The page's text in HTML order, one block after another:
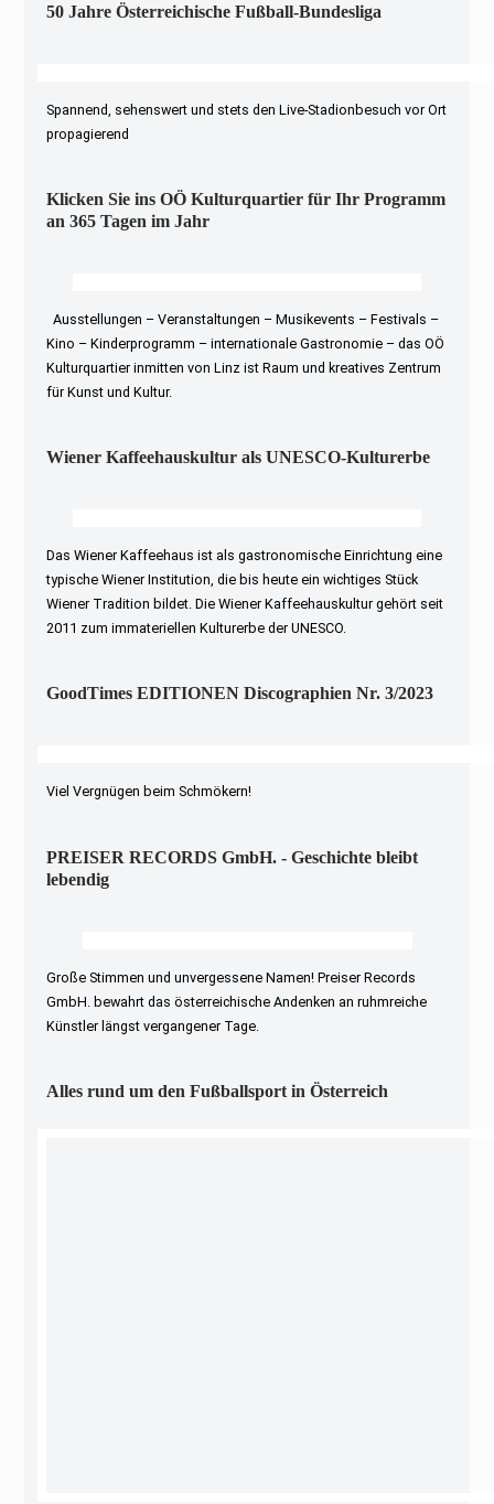
50 Jahre Österreichische Fußball-Bundesliga
Spannend, sehenswert und stets den Live-Stadionbesuch vor Ort
propagierend
Klicken Sie ins OÖ Kulturquartier für Ihr Programm
an 365 Tagen im Jahr
Ausstellungen – Veranstaltungen – Musikevents – Festivals –
Kino – Kinderprogramm – internationale Gastronomie – das OÖ
Kulturquartier inmitten von Linz ist Raum und kreatives Zentrum
für Kunst und Kultur.
Wiener Kaffeehauskultur als UNESCO-Kulturerbe
Das Wiener Kaffeehaus ist als gastronomische Einrichtung eine
typische Wiener Institution, die bis heute ein wichtiges Stück
Wiener Tradition bildet. Die Wiener Kaffeehauskultur gehört seit
2011 zum immateriellen Kulturerbe der UNESCO.
GoodTimes EDITIONEN Discographien Nr. 3/2023
Viel Vergnügen beim Schmökern!
PREISER RECORDS GmbH. - Geschichte bleibt
lebendig
Große Stimmen und unvergessene Namen! Preiser Records
GmbH. bewahrt das österreichische Andenken an ruhmreiche
Künstler längst vergangener Tage.
Alles rund um den Fußballsport in Österreich